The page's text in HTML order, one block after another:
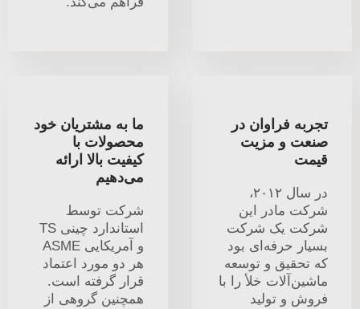
تجربه فراوان در
صنعت و مزیت
قیمت
در سال ۲۰۱۲،
شرکت مادر این
شرکت یک شرکت
بسیار حرفه‌ای بود
که تحقیق و توسعه
ماشین‌آلات خلأ را با
فروش و تولید
ما به مشتریان خود
محصولات با
کیفیت بالا ارائه
می‌دهیم
شرکت توسط
استاندارد چینی TS
و آمریکایی ASME
هر دو مورد اعتماد
قرار گرفته است.
همچنین گروهی از